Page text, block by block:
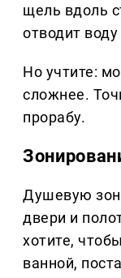
щель вдоль
отводит
Но учтите:
сложнее.
прорабу.
Душевую
двери и
хотите,
ванной,